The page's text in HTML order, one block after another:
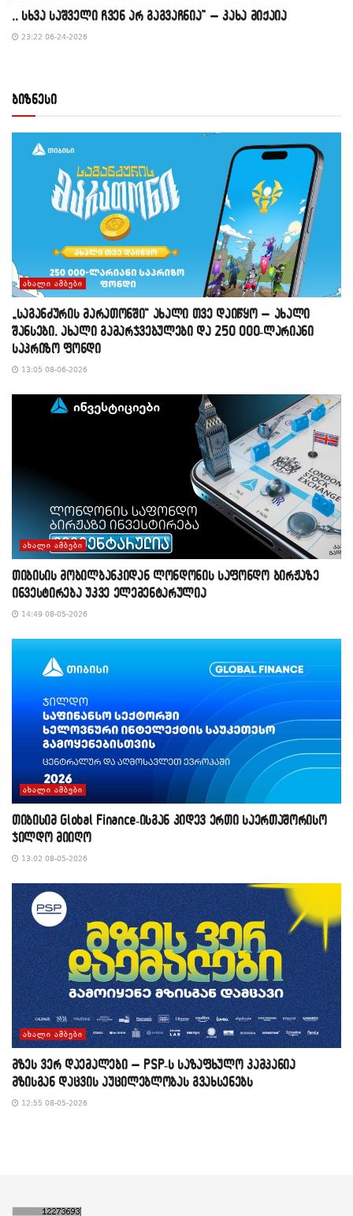
,, სხვა საშველი ჩვენ არ გაგვაჩნია” – კახა მიქაია
23:22 06-24-2026
ბიზნესი
ᲐᲮᲐᲚᲘ ᲐᲛᲑᲔᲑᲘ
„საგანძურის მარათონში“ ახალი თვე დაიწყო – ახალი
შანსები, ახალი გამარჯვებულები და 250 000-ლარიანი
საპრიზო ფონდი
13:05 08-06-2026
ᲐᲮᲐᲚᲘ ᲐᲛᲑᲔᲑᲘ
თიბისის მობილბანკიდან ლონდონის საფონდო ბირჟაზე
ინვესტირება უკვე ელემენტარულია
14:49 08-05-2026
ᲐᲮᲐᲚᲘ ᲐᲛᲑᲔᲑᲘ
თიბისიმ Global Finance-ისგან კიდევ ერთი საერთაშორისო
ჯილდო მიიღო
13:02 08-05-2026
ᲐᲮᲐᲚᲘ ᲐᲛᲑᲔᲑᲘ
მზეს ვერ დაემალები – PSP-ს საზაფხულო კამპანია
მზისგან დაცვის აუცილებლობას გვახსენებს
12:55 08-05-2026